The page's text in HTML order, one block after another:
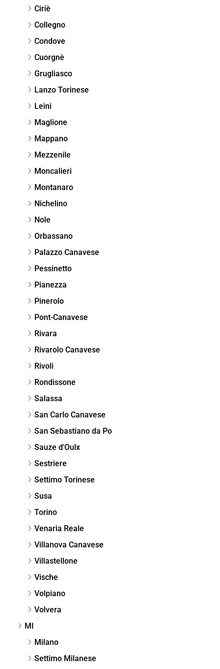
Ciriè
Collegno
Condove
Cuorgnè
Grugliasco
Lanzo Torinese
Leini
Maglione
Mappano
Mezzenile
Moncalieri
Montanaro
Nichelino
Nole
Orbassano
Palazzo Canavese
Pessinetto
Pianezza
Pinerolo
Pont-Canavese
Rivara
Rivarolo Canavese
Rivoli
Rondissone
Salassa
San Carlo Canavese
San Sebastiano da Po
Sauze d'Oulx
Sestriere
Settimo Torinese
Susa
Torino
Venaria Reale
Villanova Canavese
Villastellone
Vische
Volpiano
Volvera
MI
Milano
Settimo Milanese